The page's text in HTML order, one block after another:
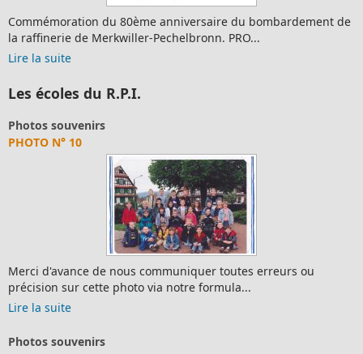
Commémoration du 80ème anniversaire du bombardement de
la raffinerie de Merkwiller-Pechelbronn. PRO...
Lire la suite
Les écoles du R.P.I.
Photos souvenirs
PHOTO N° 10
Merci d'avance de nous communiquer toutes erreurs ou
précision sur cette photo via notre formula...
Lire la suite
Photos souvenirs